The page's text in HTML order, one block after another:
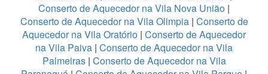
Conserto de Aquecedor na Vila Nova União |
Conserto de Aquecedor na Vila Olimpia| Conserto de
Aquecedor na Vila Oratório | Conserto de Aquecedor
na Vila Paiva | Conserto de Aquecedor na Vila
Palmeiras| Conserto de Aquecedor na Vila